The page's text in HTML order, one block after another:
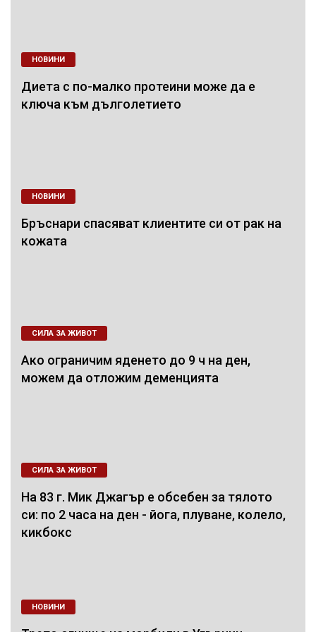
НОВИНИ
Диета с по-малко протеини може да е
ключа към дълголетието
НОВИНИ
Бръснари спасяват клиентите си от рак на
кожата
СИЛА ЗА ЖИВОТ
Ако ограничим яденето до 9 ч на ден,
можем да отложим деменцията
СИЛА ЗА ЖИВОТ
На 83 г. Мик Джагър е обсебен за тялото
си: по 2 часа на ден - йога, плуване, колело,
кикбокс
НОВИНИ